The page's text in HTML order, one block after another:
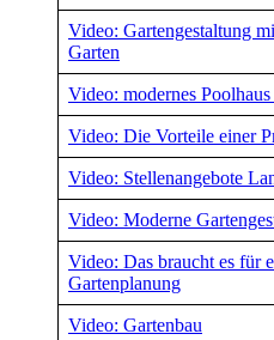
Video: Gartengestaltung
Garten
Video: modernes
Video: Die Vorteile einer
Video: Stellenangebote
Video: Moderne
Video: Das braucht es für
Gartenplanung
Video: Gartenbau